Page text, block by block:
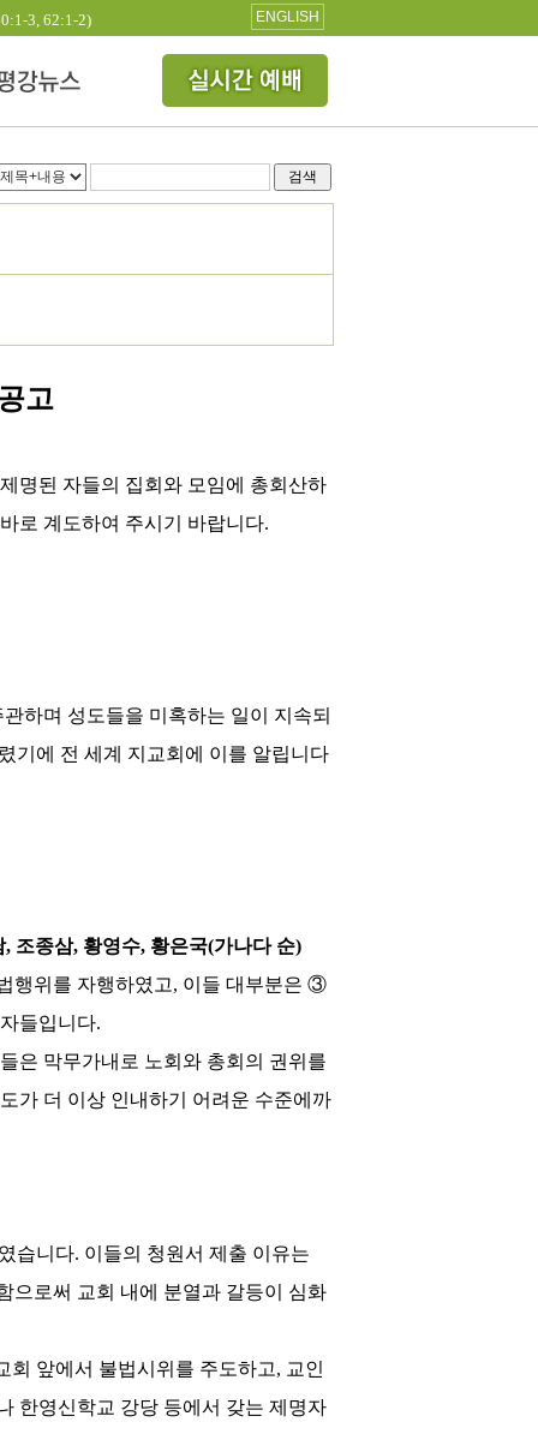
3, 62:1-2) ENGLISH
검색
고
명된 자들의 집회와 모임에 총회산하
로 계도하여 주시기 바랍니다.
하며 성도들을 미혹하는 일이 지속되
기에 전 세계 지교회에 이를 알립니다
, 조종삼, 황영수, 황은국(가나다 순)
행위를 자행하였고, 이들 대부분은 ③
들입니다.
은 막무가내로 노회와 총회의 권위를
가 더 이상 인내하기 어려운 수준에까
습니다. 이들의 청원서 제출 이유는
으로써 교회 내에 분열과 갈등이 심화
회 앞에서 불법시위를 주도하고, 교인
한영신학교 강당 등에서 갖는 제명자